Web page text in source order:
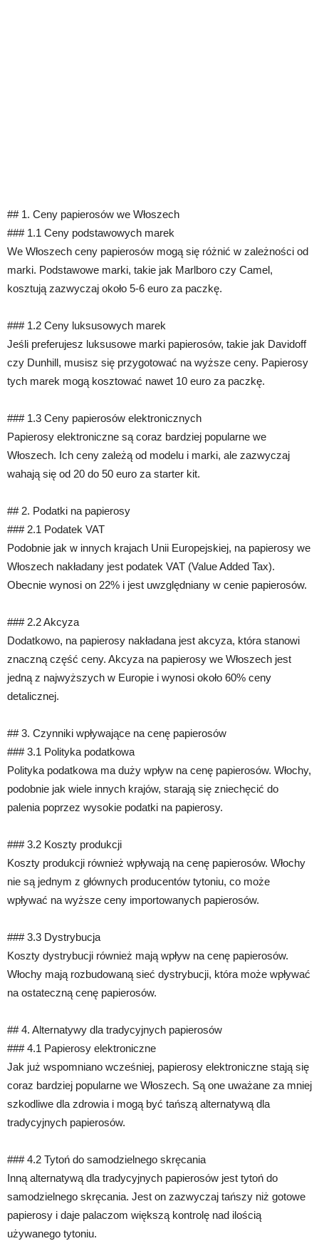
## 1. Ceny papierosów we Włoszech
### 1.1 Ceny podstawowych marek
We Włoszech ceny papierosów mogą się różnić w zależności od
marki. Podstawowe marki, takie jak Marlboro czy Camel,
kosztują zazwyczaj około 5-6 euro za paczkę.
### 1.2 Ceny luksusowych marek
Jeśli preferujesz luksusowe marki papierosów, takie jak Davidoff
czy Dunhill, musisz się przygotować na wyższe ceny. Papierosy
tych marek mogą kosztować nawet 10 euro za paczkę.
### 1.3 Ceny papierosów elektronicznych
Papierosy elektroniczne są coraz bardziej popularne we
Włoszech. Ich ceny zależą od modelu i marki, ale zazwyczaj
wahają się od 20 do 50 euro za starter kit.
## 2. Podatki na papierosy
### 2.1 Podatek VAT
Podobnie jak w innych krajach Unii Europejskiej, na papierosy we
Włoszech nakładany jest podatek VAT (Value Added Tax).
Obecnie wynosi on 22% i jest uwzględniany w cenie papierosów.
### 2.2 Akcyza
Dodatkowo, na papierosy nakładana jest akcyza, która stanowi
znaczną część ceny. Akcyza na papierosy we Włoszech jest
jedną z najwyższych w Europie i wynosi około 60% ceny
detalicznej.
## 3. Czynniki wpływające na cenę papierosów
### 3.1 Polityka podatkowa
Polityka podatkowa ma duży wpływ na cenę papierosów. Włochy,
podobnie jak wiele innych krajów, starają się zniechęcić do
palenia poprzez wysokie podatki na papierosy.
### 3.2 Koszty produkcji
Koszty produkcji również wpływają na cenę papierosów. Włochy
nie są jednym z głównych producentów tytoniu, co może
wpływać na wyższe ceny importowanych papierosów.
### 3.3 Dystrybucja
Koszty dystrybucji również mają wpływ na cenę papierosów.
Włochy mają rozbudowaną sieć dystrybucji, która może wpływać
na ostateczną cenę papierosów.
## 4. Alternatywy dla tradycyjnych papierosów
### 4.1 Papierosy elektroniczne
Jak już wspomniano wcześniej, papierosy elektroniczne stają się
coraz bardziej popularne we Włoszech. Są one uważane za mniej
szkodliwe dla zdrowia i mogą być tańszą alternatywą dla
tradycyjnych papierosów.
### 4.2 Tytoń do samodzielnego skręcania
Inną alternatywą dla tradycyjnych papierosów jest tytoń do
samodzielnego skręcania. Jest on zazwyczaj tańszy niż gotowe
papierosy i daje palaczom większą kontrolę nad ilością
używanego tytoniu.